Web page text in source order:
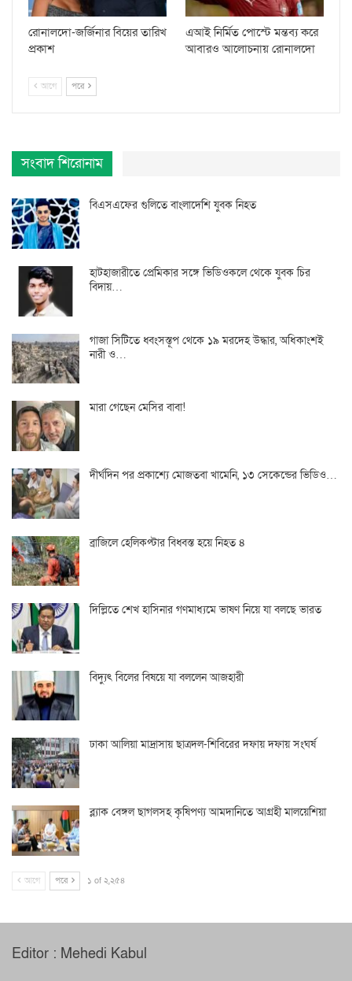
রোনালদো-জর্জিনার বিয়ের তারিখ
প্রকাশ
এআই নির্মিত পোস্টে মন্তব্য করে
আবারও আলোচনায় রোনালদো
আগে পরে
সংবাদ শিরোনাম
বিএসএফের গুলিতে বাংলাদেশি যুবক নিহত
হাটহাজারীতে প্রেমিকার সঙ্গে ভিডিওকলে থেকে যুবক চির
বিদায়…
গাজা সিটিতে ধ্বংসস্তূপ থেকে ১৯ মরদেহ উদ্ধার, অধিকাংশই
নারী ও…
মারা গেছেন মেসির বাবা!
দীর্ঘদিন পর প্রকাশ্যে মোজতবা খামেনি, ১৩ সেকেন্ডের ভিডিও…
ব্রাজিলে হেলিকপ্টার বিধ্বস্ত হয়ে নিহত ৪
দিল্লিতে শেখ হাসিনার গণমাধ্যমে ভাষণ নিয়ে যা বলছে ভারত
বিদ্যুৎ বিলের বিষয়ে যা বললেন আজহারী
ঢাকা আলিয়া মাদ্রাসায় ছাত্রদল-শিবিরের দফায় দফায় সংঘর্ষ
ব্ল্যাক বেঙ্গল ছাগলসহ কৃষিপণ্য আমদানিতে আগ্রহী মালয়েশিয়া
আগে পরে ১ of ২,২৫৪
Editor : Mehedi Kabul